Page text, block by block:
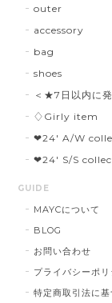
outer
accessory
bag
shoes
＜★7日以内に
♢Girly item
❤︎24' A/W
❤︎24' S/S
GUIDE
MAYCについて
BLOG
お問い合わせ
プライバシーポリ
特定商取引法に